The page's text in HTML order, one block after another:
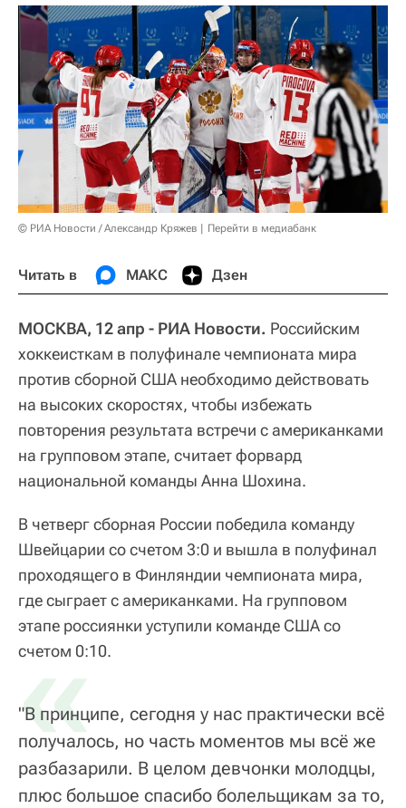
© РИА Новости / Александр Кряжев Перейти в медиабанк
Читать в МАКС Дзен
МОСКВА, 12 апр - РИА Новости. Российским
хоккеисткам в полуфинале чемпионата мира
против сборной США необходимо действовать
на высоких скоростях, чтобы избежать
повторения результата встречи с американками
на групповом этапе, считает форвард
национальной команды Анна Шохина.
В четверг сборная России победила команду
Швейцарии со счетом 3:0 и вышла в полуфинал
проходящего в Финляндии чемпионата мира,
где сыграет с американками. На групповом
этапе россиянки уступили команде США со
счетом 0:10.
«
"В принципе, сегодня у нас практически всё
получалось, но часть моментов мы всё же
разбазарили. В целом девчонки молодцы,
плюс большое спасибо болельщикам за то,